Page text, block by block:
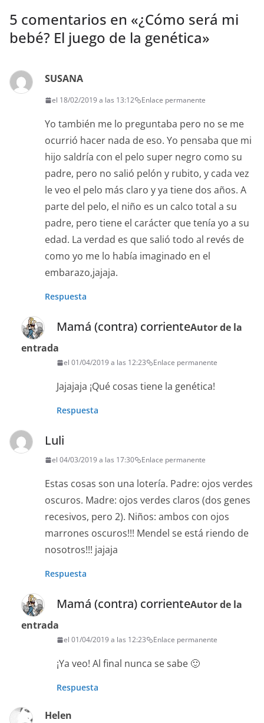
5 comentarios en «¿Cómo será mi
bebé? El juego de la genética»
SUSANA
el 18/02/2019 a las 13:12 Enlace permanente
Yo también me lo preguntaba pero no se me
ocurrió hacer nada de eso. Yo pensaba que mi
hijo saldría con el pelo super negro como su
padre, pero no salió pelón y rubito, y cada vez
le veo el pelo más claro y ya tiene dos años. A
parte del pelo, el niño es un calco total a su
padre, pero tiene el carácter que tenía yo a su
edad. La verdad es que salió todo al revés de
como yo me lo había imaginado en el
embarazo,jajaja.
Respuesta
Mamá (contra) corrienteAutor de la
entrada
el 01/04/2019 a las 12:23 Enlace permanente
Jajajaja ¡Qué cosas tiene la genética!
Respuesta
Luli
el 04/03/2019 a las 17:30 Enlace permanente
Estas cosas son una lotería. Padre: ojos verdes
oscuros. Madre: ojos verdes claros (dos genes
recesivos, pero 2). Niños: ambos con ojos
marrones oscuros!!! Mendel se está riendo de
nosotros!!! jajaja
Respuesta
Mamá (contra) corrienteAutor de la
entrada
el 01/04/2019 a las 12:23 Enlace permanente
¡Ya veo! Al final nunca se sabe 🙂
Respuesta
Helen